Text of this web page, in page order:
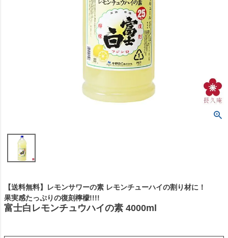
【送料無料】レモンサワーの素 レモンチューハイの割り材に！
果実感たっぷりの復刻檸檬!!!!
富士白レモンチュウハイの素 4000ml